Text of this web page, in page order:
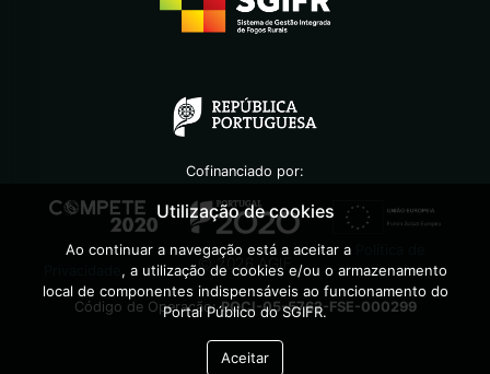
Cofinanciado por:
©2026 AGIF
Código de Operação:POCI-05-5762-FSE-000299
Utilização de cookies
Ao continuar a navegação está a aceitar a
, a utilização de cookies e/ou o armazenamento
local de componentes indispensáveis ao funcionamento do
Portal Público do SGIFR.
Aceitar